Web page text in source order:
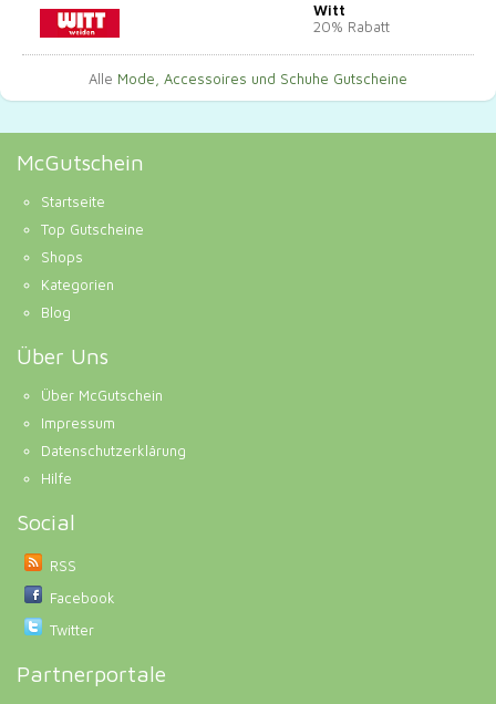
Witt
20% Rabatt
Alle Mode, Accessoires und Schuhe Gutscheine
McGutschein
Startseite
Top Gutscheine
Shops
Kategorien
Blog
Über Uns
Über McGutschein
Impressum
Datenschutzerklärung
Hilfe
Social
RSS
Facebook
Twitter
Partnerportale